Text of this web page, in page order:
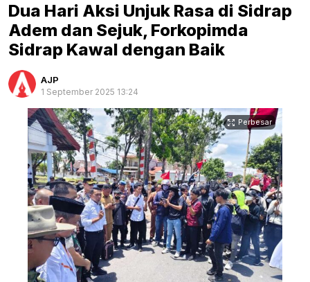
Dua Hari Aksi Unjuk Rasa di Sidrap
Adem dan Sejuk, Forkopimda
Sidrap Kawal dengan Baik
AJP
1 September 2025 13:24
Perbesar